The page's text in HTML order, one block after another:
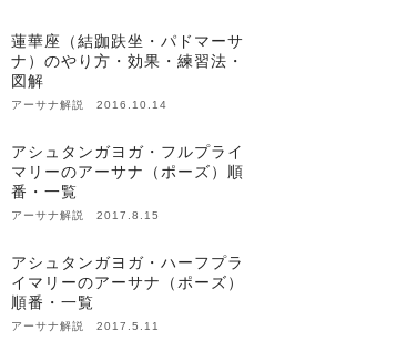
蓮華座（結跏趺坐・パドマーサ
ナ）のやり方・効果・練習法・
図解
アーサナ解説 2016.10.14
アシュタンガヨガ・フルプライ
マリーのアーサナ（ポーズ）順
番・一覧
アーサナ解説 2017.8.15
アシュタンガヨガ・ハーフプラ
イマリーのアーサナ（ポーズ）
順番・一覧
アーサナ解説 2017.5.11